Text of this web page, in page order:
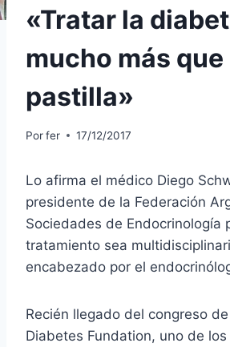
«Tratar la
mucho más que
pastilla»
Porfer 17/12/2017
Lo afirma el médico Diego
presidente de la Federación
Sociedades de Endocrinología
tratamiento sea
encabezado por el
Recién llegado del congreso
Diabetes Fundation, uno de los